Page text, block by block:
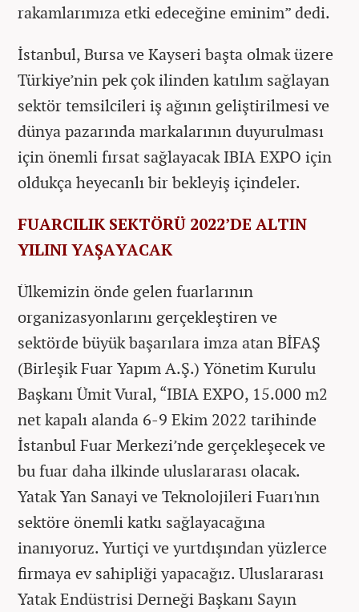
rakamlarımıza etki edeceğine eminim” dedi.
İstanbul, Bursa ve Kayseri başta olmak üzere
Türkiye’nin pek çok ilinden katılım sağlayan
sektör temsilcileri iş ağının geliştirilmesi ve
dünya pazarında markalarının duyurulması
için önemli fırsat sağlayacak IBIA EXPO için
oldukça heyecanlı bir bekleyiş içindeler.
FUARCILIK SEKTÖRÜ 2022’DE ALTIN
YILINI YAŞAYACAK
Ülkemizin önde gelen fuarlarının
organizasyonlarını gerçekleştiren ve
sektörde büyük başarılara imza atan BİFAŞ
(Birleşik Fuar Yapım A.Ş.) Yönetim Kurulu
Başkanı Ümit Vural, “IBIA EXPO, 15.000 m2
net kapalı alanda 6-9 Ekim 2022 tarihinde
İstanbul Fuar Merkezi’nde gerçekleşecek ve
bu fuar daha ilkinde uluslararası olacak.
Yatak Yan Sanayi ve Teknolojileri Fuarı'nın
sektöre önemli katkı sağlayacağına
inanıyoruz. Yurtiçi ve yurtdışından yüzlerce
firmaya ev sahipliği yapacağız. Uluslararası
Yatak Endüstrisi Derneği Başkanı Sayın